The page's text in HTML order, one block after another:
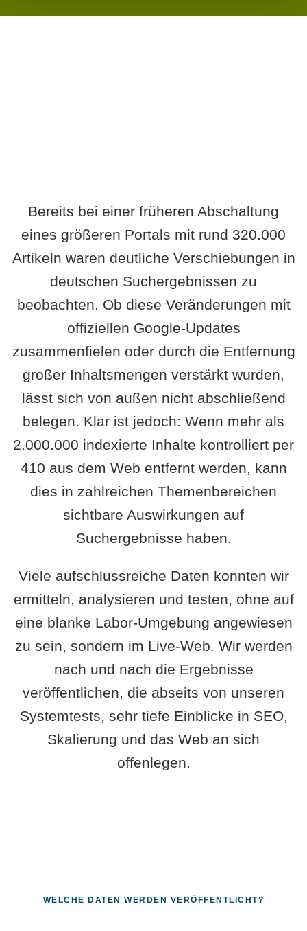
Bereits bei einer früheren Abschaltung
eines größeren Portals mit rund 320.000
Artikeln waren deutliche Verschiebungen in
deutschen Suchergebnissen zu
beobachten. Ob diese Veränderungen mit
offiziellen Google-Updates
zusammenfielen oder durch die Entfernung
großer Inhaltsmengen verstärkt wurden,
lässt sich von außen nicht abschließend
belegen. Klar ist jedoch: Wenn mehr als
2.000.000 indexierte Inhalte kontrolliert per
410 aus dem Web entfernt werden, kann
dies in zahlreichen Themenbereichen
sichtbare Auswirkungen auf
Suchergebnisse haben.
Viele aufschlussreiche Daten konnten wir
ermitteln, analysieren und testen, ohne auf
eine blanke Labor-Umgebung angewiesen
zu sein, sondern im Live-Web. Wir werden
nach und nach die Ergebnisse
veröffentlichen, die abseits von unseren
Systemtests, sehr tiefe Einblicke in SEO,
Skalierung und das Web an sich
offenlegen.
WELCHE DATEN WERDEN VERÖFFENTLICHT?